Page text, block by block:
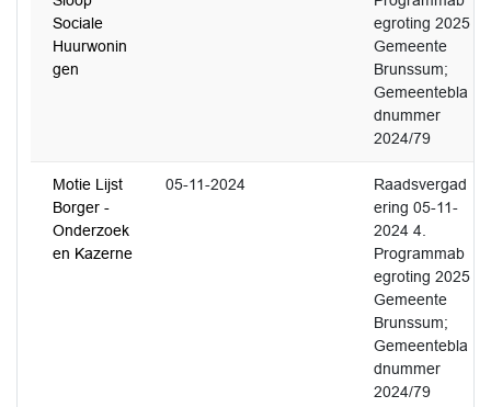
Sociale
Huurwonin
gen
egroting 2025
Gemeente
Brunssum;
Gemeentebla
dnummer
2024/79
Motie Lijst
Borger -
Onderzoek
en Kazerne
05-11-2024
Raadsvergad
ering 05-11-
2024 4.
Programmab
egroting 2025
Gemeente
Brunssum;
Gemeentebla
dnummer
2024/79